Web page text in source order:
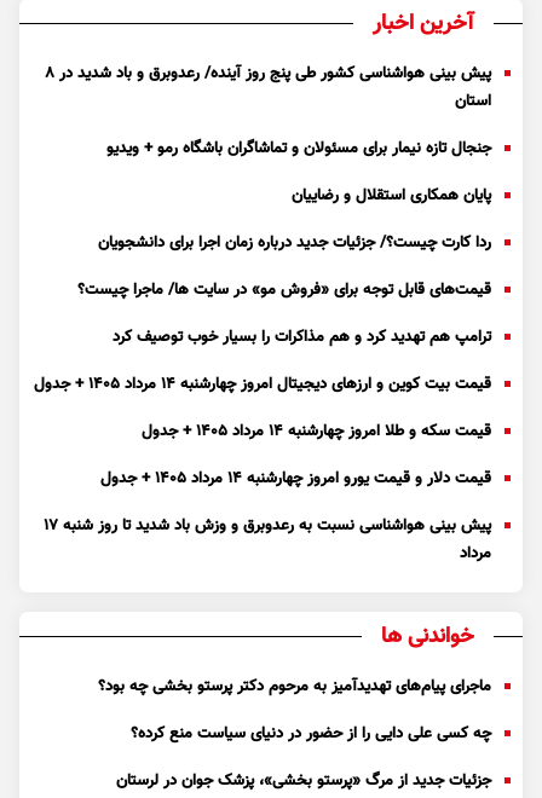
آخرین اخبار
پیش بینی هواشناسی کشور طی پنج روز آینده/ رعدوبرق و باد شدید در ۸
استان
جنجال تازه نیمار برای مسئولان و تماشاگران باشگاه رمو + ویدیو
پایان همکاری استقلال و رضاییان
ردا کارت چیست؟/ جزئیات جدید درباره زمان اجرا برای دانشجویان
قیمت‌های قابل توجه برای «فروش مو» در سایت ها/ ماجرا چیست؟
ترامپ هم تهدید کرد و هم مذاکرات را بسیار خوب توصیف کرد
قیمت بیت کوین و ارز‌های دیجیتال امروز چهارشنبه ۱۴ مرداد ۱۴۰۵ + جدول
قیمت سکه و طلا امروز چهارشنبه ۱۴ مرداد ۱۴۰۵ + جدول
قیمت دلار و قیمت یورو امروز چهارشنبه ۱۴ مرداد ۱۴۰۵ + جدول
پیش بینی هواشناسی نسبت به رعدوبرق و وزش باد شدید تا روز شنبه ۱۷
مرداد
خواندنی ها
ماجرای پیام‌های تهدیدآمیز به مرحوم دکتر پرستو بخشی چه بود؟
چه کسی علی دایی را از حضور در دنیای سیاست منع کرده؟
جزئیات جدید از مرگ «پرستو بخشی»، پزشک جوان در لرستان